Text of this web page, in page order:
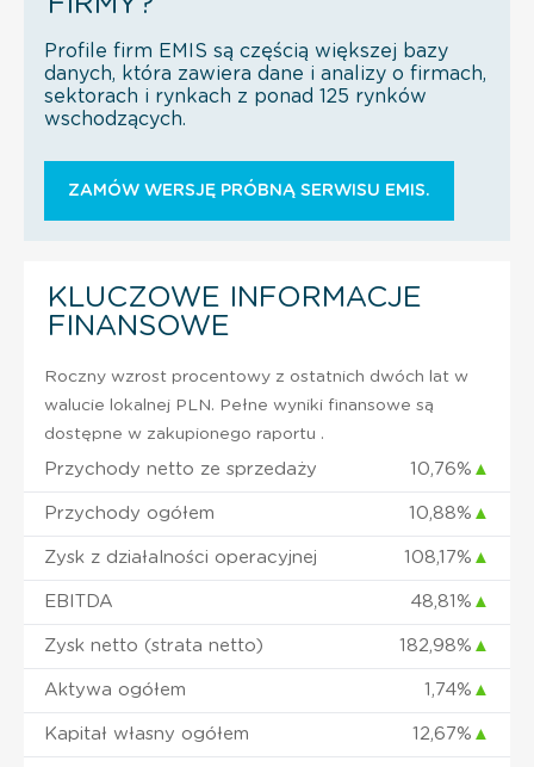
Profile firm EMIS są częścią większej bazy
danych, która zawiera dane i analizy o firmach,
sektorach i rynkach z ponad 125 rynków
wschodzących.
ZAMÓW WERSJĘ PRÓBNĄ SERWISU EMIS.
KLUCZOWE INFORMACJE
FINANSOWE
Roczny wzrost procentowy z ostatnich dwóch lat w
walucie lokalnej PLN. Pełne wyniki finansowe są
dostępne w zakupionego raportu .
Przychody netto ze sprzedaży 10,76% ▲
Przychody ogółem 10,88% ▲
Zysk z działalności operacyjnej 108,17% ▲
EBITDA 48,81% ▲
Zysk netto (strata netto) 182,98% ▲
Aktywa ogółem 1,74% ▲
Kapitał własny ogółem 12,67% ▲